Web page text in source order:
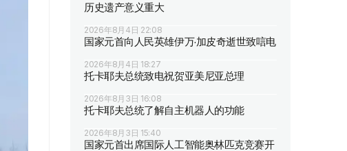
历史遗产意义重大
2026年8月4日 22:08
国家元首向人民英雄伊万·加皮奇逝世致唁电
2026年8月4日 18:27
托卡耶夫总统致电祝贺亚美尼亚总理
2026年8月3日 16:08
托卡耶夫总统了解自主机器人的功能
2026年8月3日 15:40
国家元首出席国际人工智能奥林匹克竞赛开